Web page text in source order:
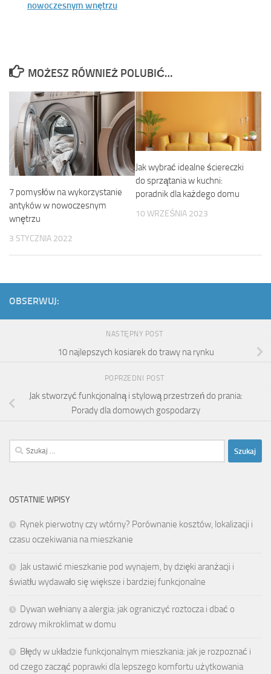
nowoczesnym wnętrzu
MOŻESZ RÓWNIEŻ POLUBIĆ…
7 pomysłów na wykorzystanie
antyków w nowoczesnym
wnętrzu
3 STYCZNIA 2022
Jak wybrać idealne ściereczki
do sprzątania w kuchni:
poradnik dla każdego domu
10 WRZEŚNIA 2023
OBSERWUJ:
NASTĘPNY POST
10 najlepszych kosiarek do trawy na rynku
POPRZEDNI POST
Jak stworzyć funkcjonalną i stylową przestrzeń do prania:
Porady dla domowych gospodarzy
Szukaj:
OSTATNIE WPISY
Rynek pierwotny czy wtórny? Porównanie kosztów, lokalizacji i
czasu oczekiwania na mieszkanie
Jak ustawić mieszkanie pod wynajem, by dzięki aranżacji i
światłu wydawało się większe i bardziej funkcjonalne
Dywan wełniany a alergia: jak ograniczyć roztocza i dbać o
zdrowy mikroklimat w domu
Błędy w układzie funkcjonalnym mieszkania: jak je rozpoznać i
od czego zacząć poprawki dla lepszego komfortu użytkowania